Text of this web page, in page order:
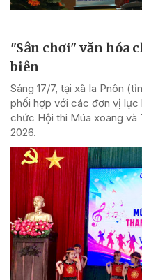
"Sân chơi" văn hóa
biên
Sáng 17/7, tại xã Ia Pnôn
phối hợp với các đơn vị
chức Hội thi Múa xoang và
2026.